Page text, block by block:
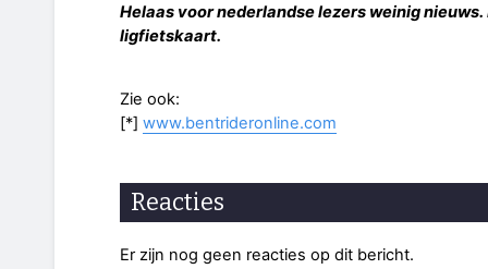
Helaas voor nederlandse lezers weinig
ligfietskaart.
Zie ook:
[*] www.bentrideronline.com
Reacties
Er zijn nog geen reacties op dit bericht.